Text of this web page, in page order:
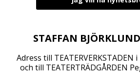
STAFFAN
Adress till TEATERVERKSTADEN
och till TEATERTRÄDGÅRDEN